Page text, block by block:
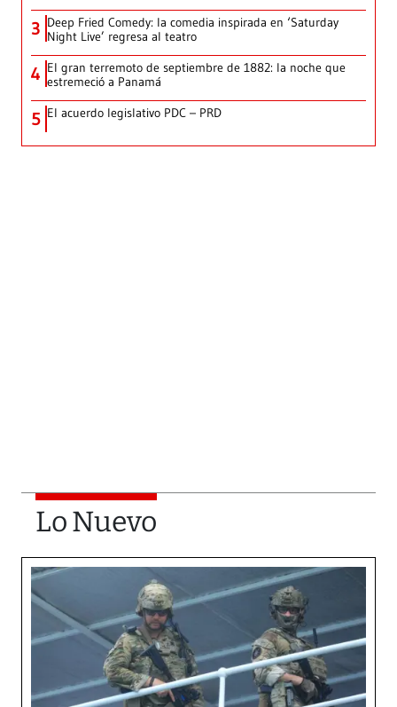
3 Deep Fried Comedy: la comedia inspirada en ‘Saturday
Night Live’ regresa al teatro
4 El gran terremoto de septiembre de 1882: la noche que
estremeció a Panamá
5 El acuerdo legislativo PDC – PRD
Lo Nuevo